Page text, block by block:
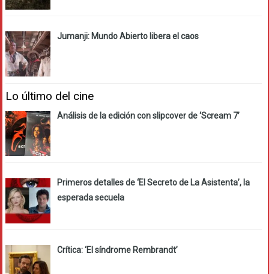
Jumanji: Mundo Abierto libera el caos
Lo último del cine
Análisis de la edición con slipcover de ‘Scream 7’
Primeros detalles de ‘El Secreto de La Asistenta’, la
esperada secuela
Crítica: ‘El síndrome Rembrandt’